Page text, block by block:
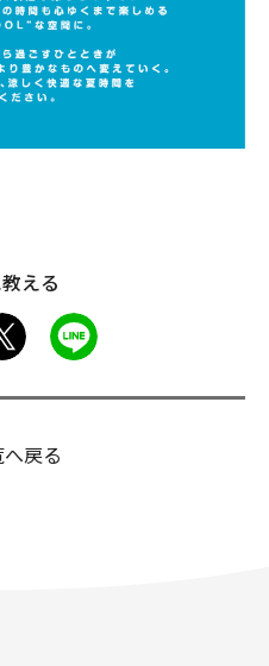
える
へ戻る